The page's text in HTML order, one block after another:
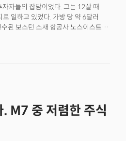
시아 이민자 여성, 실리콘 천장을
4권의 책을 소개합니다.
자들의 잡담이었다. 그는 12살 때
일하고 있었다. 가방 당 약 6달러
된 보스턴 소재 항공사 노스이스트
생 시절 포춘500대 기업의 주식을
지수를 따라가는 인덱스 펀드식
로 레이 달리오는 본격적으로 '시장'
보다 시장의 기대감이었다.&nbsp;
대해 급진적인 열린 마음'을 갖는
M7 중 저렴한 주식